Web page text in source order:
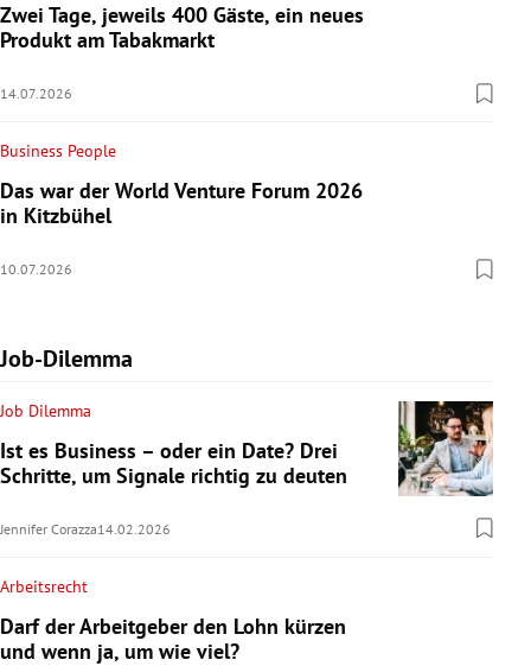
Zwei Tage, jeweils 400 Gäste, ein neues
Produkt am Tabakmarkt
14.07.2026
Business People
Das war der World Venture Forum 2026
in Kitzbühel
10.07.2026
Job-Dilemma
Job Dilemma
Ist es Business – oder ein Date? Drei
Schritte, um Signale richtig zu deuten
Jennifer Corazza14.02.2026
Arbeitsrecht
Darf der Arbeitgeber den Lohn kürzen
und wenn ja, um wie viel?